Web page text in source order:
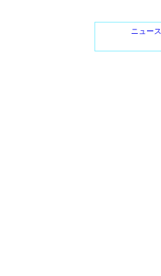
ニュース